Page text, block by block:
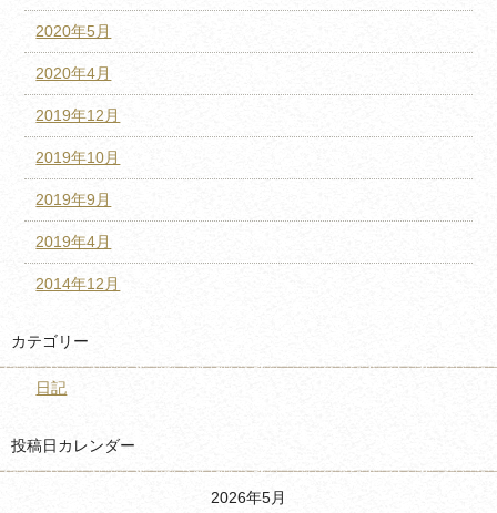
2020年5月
2020年4月
2019年12月
2019年10月
2019年9月
2019年4月
2014年12月
カテゴリー
日記
投稿日カレンダー
2026年5月